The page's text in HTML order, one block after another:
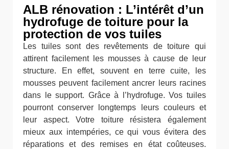
ALB rénovation : L’intérêt d’un
hydrofuge de toiture pour la
protection de vos tuiles
Les tuiles sont des revêtements de toiture qui
attirent facilement les mousses à cause de leur
structure. En effet, souvent en terre cuite, les
mousses peuvent facilement ancrer leurs racines
dans le support. Grâce à l’hydrofuge. Vos tuiles
pourront conserver longtemps leurs couleurs et
leur aspect. Votre toiture résistera également
mieux aux intempéries, ce qui vous évitera des
réparations et des remises en état coûteuses.